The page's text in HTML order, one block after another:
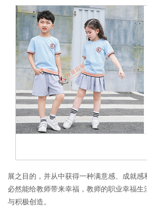
展之目的，并从中获得一种满意感、成就
必然能给教师带来幸福，教师的职业幸福
与积极创造。